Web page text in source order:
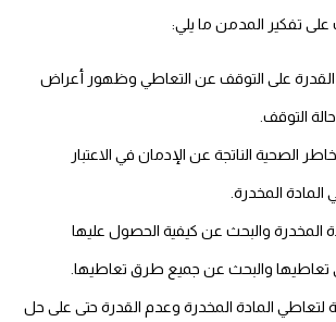
على تفكير المدمن ما يلي:
على التوقف عن التعاطي وظهور أعراض
التوقف.
الصحية الناتجة عن الإدمان في الاعتبار
المادة المخدرة.
المخدرة والبحث عن كيفية الحصول عليها
تعاطيها والبحث عن جميع طرق تعاطيها.
لتعاطي المادة المخدرة وعدم القدرة حتى على حل